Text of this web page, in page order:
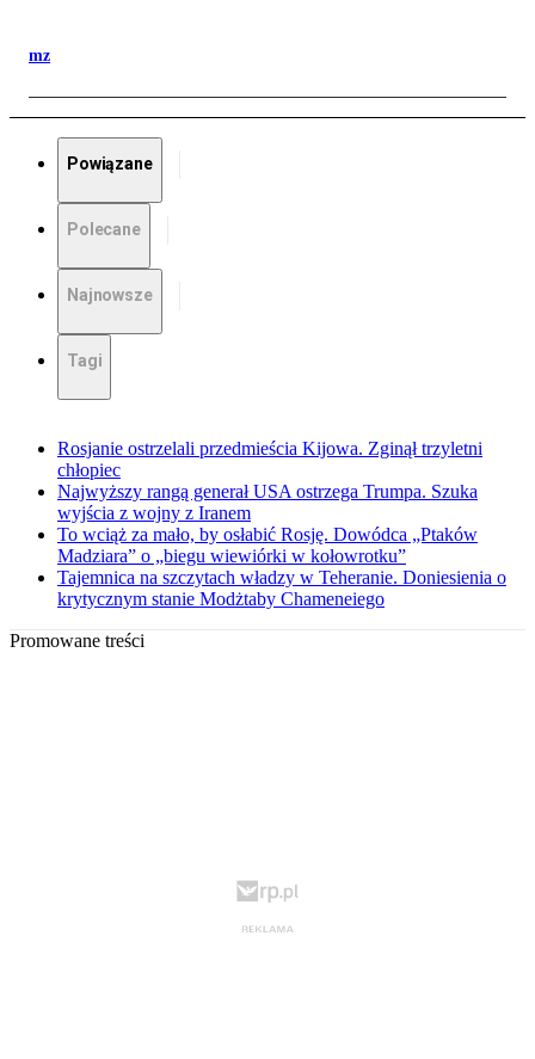
mz
Powiązane
Polecane
Najnowsze
Tagi
Rosjanie ostrzelali przedmieścia Kijowa. Zginął trzyletni
chłopiec
Najwyższy rangą generał USA ostrzega Trumpa. Szuka
wyjścia z wojny z Iranem
To wciąż za mało, by osłabić Rosję. Dowódca „Ptaków
Madziara” o „biegu wiewiórki w kołowrotku”
Tajemnica na szczytach władzy w Teheranie. Doniesienia o
krytycznym stanie Modżtaby Chameneiego
Promowane treści